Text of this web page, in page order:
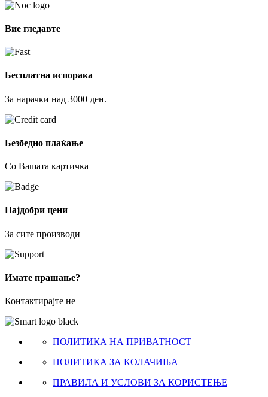
Вие гледавте
Бесплатна испорака
За нарачки над 3000 ден.
Безбедно плаќање
Со Вашата картичка
Најдобри цени
За сите производи
Имате прашање?
Контактирајте не
ПОЛИТИКА НА ПРИВАТНОСТ
ПОЛИТИКА ЗА КОЛАЧИЊА
ПРАВИЛА И УСЛОВИ ЗА КОРИСТЕЊЕ